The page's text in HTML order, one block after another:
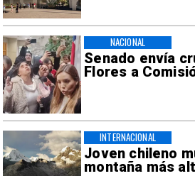
Senado envía
Flores a
NACIONAL
Joven chileno
montaña más
INTERNACIONAL